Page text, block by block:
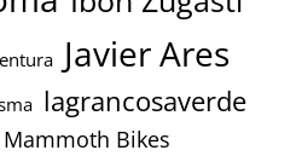
Javier Ares
lagrancosaverde
Mammoth Bikes